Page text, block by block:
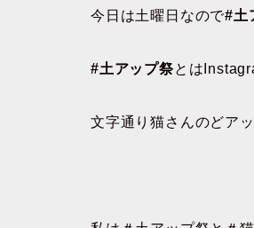
今日は土曜日なので#土
#土アップ祭とは
文字通り猫さんのどア